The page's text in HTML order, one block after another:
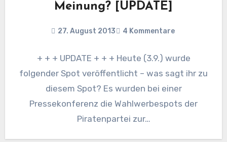
Meinung? [UPDATE]
27. August 2013 4 Kommentare
+ + + UPDATE + + + Heute (3.9.) wurde
folgender Spot veröffentlicht – was sagt ihr zu
diesem Spot? Es wurden bei einer
Pressekonferenz die Wahlwerbespots der
Piratenpartei zur…